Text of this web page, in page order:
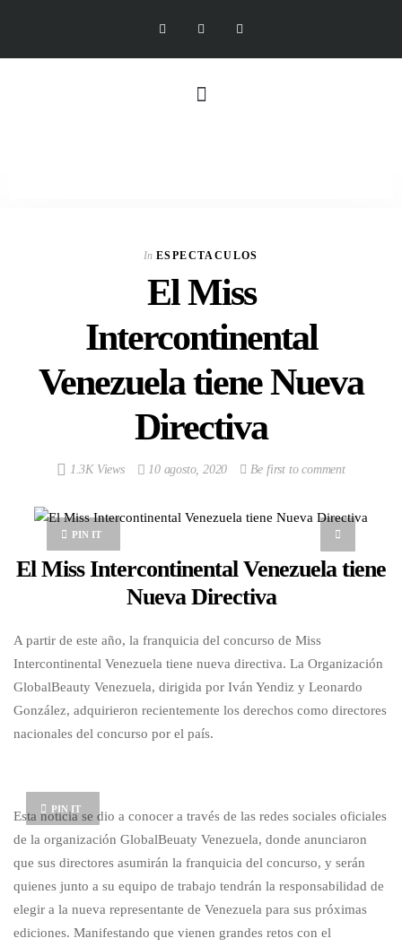
In ESPECTACULOS
El Miss
Intercontinental
Venezuela tiene Nueva
Directiva
1.3K Views 10 agosto, 2020 Be first to comment
PIN IT
El Miss Intercontinental Venezuela tiene
Nueva Directiva
A partir de este año, la franquicia del concurso de Miss
Intercontinental Venezuela tiene nueva directiva. La Organización
GlobalBeauty Venezuela, dirigida por Iván Yendiz y Leonardo
González, adquirieron recientemente los derechos como directores
nacionales del concurso por el país.
PIN IT
Esta noticia se dio a conocer a través de las redes sociales oficiales
de la organización GlobalBeuaty Venezuela, donde anunciaron
que sus directores asumirán la franquicia del concurso, y serán
quienes junto a su equipo de trabajo tendrán la responsabilidad de
elegir a la nueva representante de Venezuela para sus próximas
ediciones. Manifestando que vienen grandes retos con el